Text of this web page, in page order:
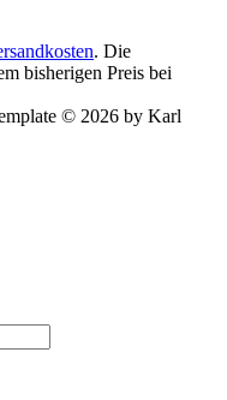
. Die
bisherigen Preis bei
© 2026 by Karl